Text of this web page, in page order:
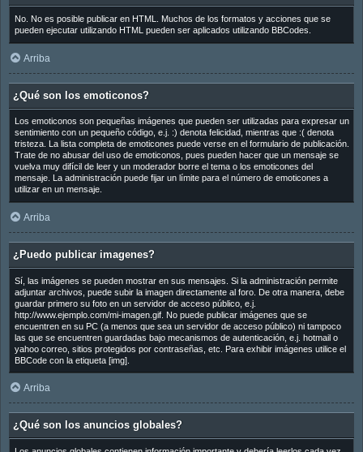
No. No es posible publicar en HTML. Muchos de los formatos y acciones que se
pueden ejecutar utilizando HTML pueden ser aplicados utilizando BBCodes.
Arriba
¿Qué son los emoticonos?
Los emoticonos son pequeñas imágenes que pueden ser utilizadas para expresar un
sentimiento con un pequeño código, e.j. :) denota felicidad, mientras que :( denota
tristeza. La lista completa de emoticones puede verse en el formulario de publicación.
Trate de no abusar del uso de emoticonos, pues pueden hacer que un mensaje se
vuelva muy difícil de leer y un moderador borre el tema o los emoticones del
mensaje. La administración puede fijar un límite para el número de emoticones a
utilizar en un mensaje.
Arriba
¿Puedo publicar imagenes?
Sí, las imágenes se pueden mostrar en sus mensajes. Si la administración permite
adjuntar archivos, puede subir la imagen directamente al foro. De otra manera, debe
guardar primero su foto en un servidor de acceso público, e.j.
http://www.ejemplo.com/mi-imagen.gif. No puede publicar imágenes que se
encuentren en su PC (a menos que sea un servidor de acceso público) ni tampoco
las que se encuentren guardadas bajo mecanismos de autenticación, e.j. hotmail o
yahoo correo, sitios protegidos por contraseñas, etc. Para exhibir imágenes utilice el
BBCode con la etiqueta [img].
Arriba
¿Qué son los anuncios globales?